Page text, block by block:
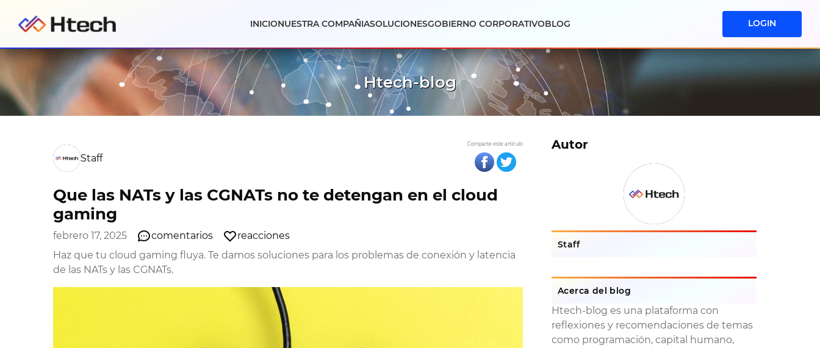
INICIONUESTRA COMPAÑIASOLUCIONESGOBIERNO CORPORATIVOBLOG LOGIN
Htech-blog
Staff
Comparte este artículo
Que las NATs y las CGNATs no te detengan en el cloud
gaming
febrero 17, 2025 comentarios
reacciones
Haz que tu cloud gaming fluya. Te damos soluciones para los problemas de conexión y latencia
de las NATs y las CGNATs.
Autor
Staff
Acerca del blog
Htech-blog es una plataforma con
reflexiones y recomendaciones de temas
como programación, capital humano,